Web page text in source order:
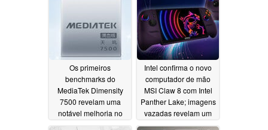
Os primeiros
benchmarks do
MediaTek Dimensity
7500 revelam uma
notável melhoria no
desempenho da CPU
Intel confirma o novo
computador de mão
MSI Claw 8 com Intel
Panther Lake; imagens
vazadas revelam um
redesenho radical